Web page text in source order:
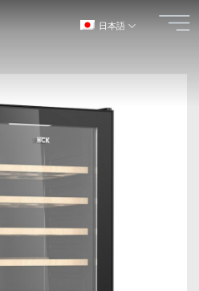
日本語